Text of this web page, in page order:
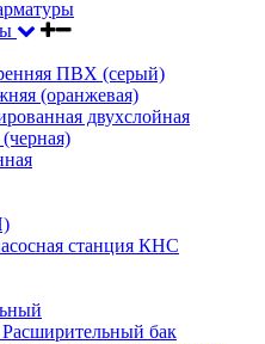
ПВХ (серый)
(оранжевая)
двухслойная
станция КНС
бак